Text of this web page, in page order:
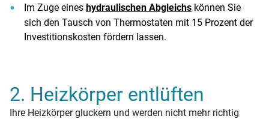
Im Zuge eines hydraulischen Abgleichs können Sie
sich den Tausch von Thermostaten mit 15 Prozent der
Investitionskosten fördern lassen.
2. Heizkörper entlüften
Ihre Heizkörper gluckern und werden nicht mehr richtig